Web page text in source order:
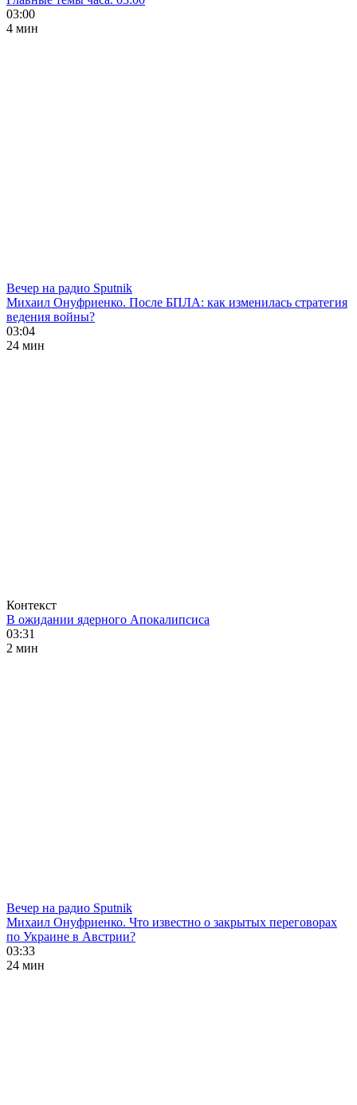
03:00
4 мин
Вечер на радио Sputnik
Михаил Онуфриенко. После БПЛА: как изменилась стратегия
ведения войны?
03:04
24 мин
Контекст
В ожидании ядерного Апокалипсиса
03:31
2 мин
Вечер на радио Sputnik
Михаил Онуфриенко. Что известно о закрытых переговорах
по Украине в Австрии?
03:33
24 мин